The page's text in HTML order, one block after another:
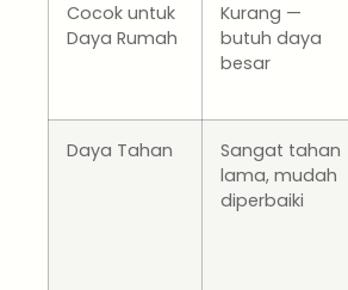
Cocok untuk
Daya Rumah
Kurang —
butuh daya
besar
Daya Tahan
Sangat tahan
lama, mudah
diperbaiki